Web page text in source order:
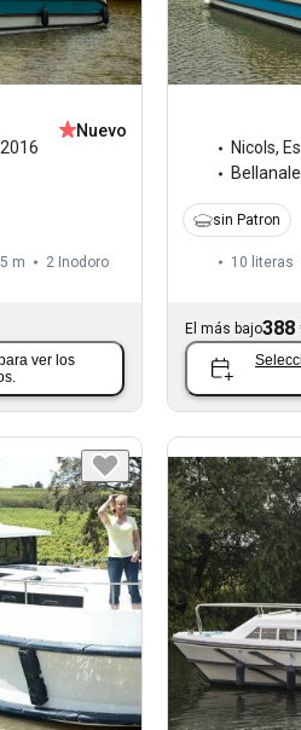
2016
Nuevo
m 2 Inodoro
ver los
Nicols,
sin Patron
10 literas
El más bajo388